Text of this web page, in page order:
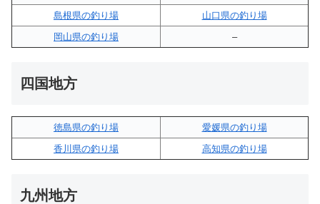
島根県の釣り場
山口県の釣り場
岡山県の釣り場
–
四国地方
徳島県の釣り場
愛媛県の釣り場
香川県の釣り場
高知県の釣り場
九州地方